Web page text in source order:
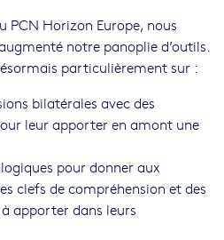
PCN Horizon Europe, nous
notre panoplie d’outils.
particulièrement sur :
bilatérales avec des
leur apporter en amont une
pour donner aux
clefs de compréhension et des
apporter dans leurs